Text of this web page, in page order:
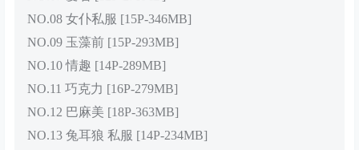
NO.08 女仆私服 [15P-346MB]
NO.09 玉藻前 [15P-293MB]
NO.10 情趣 [14P-289MB]
NO.11 巧克力 [16P-279MB]
NO.12 巴麻美 [18P-363MB]
NO.13 兔耳狼 私服 [14P-234MB]